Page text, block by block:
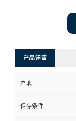
产品详请
产地
保存条件